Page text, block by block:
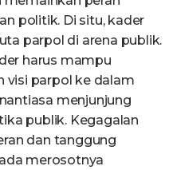
politik. Di situ, kader
parpol di arena publik.
harus mampu
visi parpol ke dalam
menjunjung
publik. Kegagalan
dan tanggung
merosotnya